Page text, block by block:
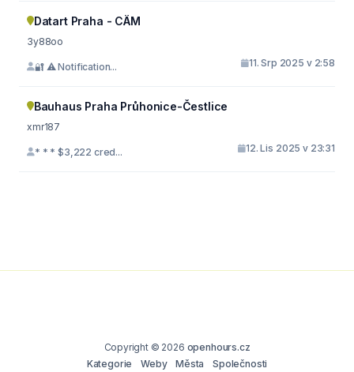
Datart Praha - CÄM
3y88oo
🔐 ⚠️ Notification... 11. Srp 2025 v 2:58
Bauhaus Praha Průhonice-Čestlice
xmr187
* * * $3,222 cred... 12. Lis 2025 v 23:31
Copyright © 2026 openhours.cz
Kategorie
Weby Města
Společnosti